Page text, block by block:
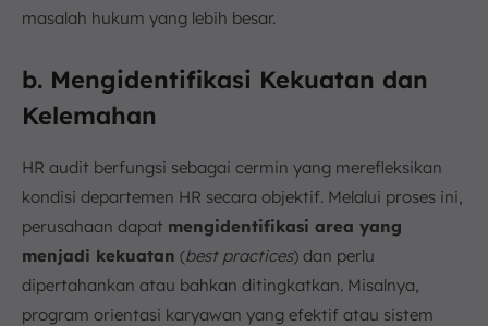
masalah hukum yang lebih besar.
b. Mengidentifikasi Kekuatan dan
Kelemahan
HR audit berfungsi sebagai cermin yang merefleksikan
kondisi departemen HR secara objektif. Melalui proses ini,
perusahaan dapat mengidentifikasi area yang
menjadi kekuatan (best practices) dan perlu
dipertahankan atau bahkan ditingkatkan. Misalnya,
program orientasi karyawan yang efektif atau sistem